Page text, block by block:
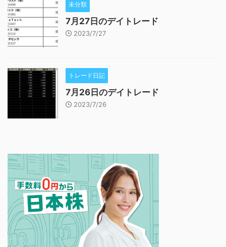
未分類
7月27日のデイトレード
2023/7/27
トレード日記
7月26日のデイトレード
2023/7/26